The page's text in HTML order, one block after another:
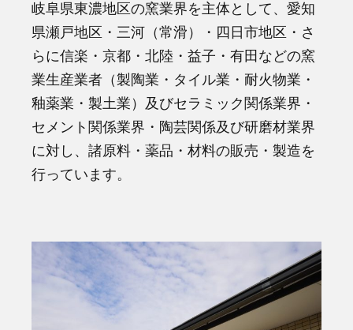
岐阜県東濃地区の窯業界を主体として、愛知
県瀬戸地区・三河（常滑）・四日市地区・さ
らに信楽・京都・北陸・益子・有田などの窯
業生産業者（製陶業・タイル業・耐火物業・
釉薬業・製土業）及びセラミック関係業界・
セメント関係業界・陶芸関係及び研磨材業界
に対し、諸原料・薬品・材料の販売・製造を
行っています。